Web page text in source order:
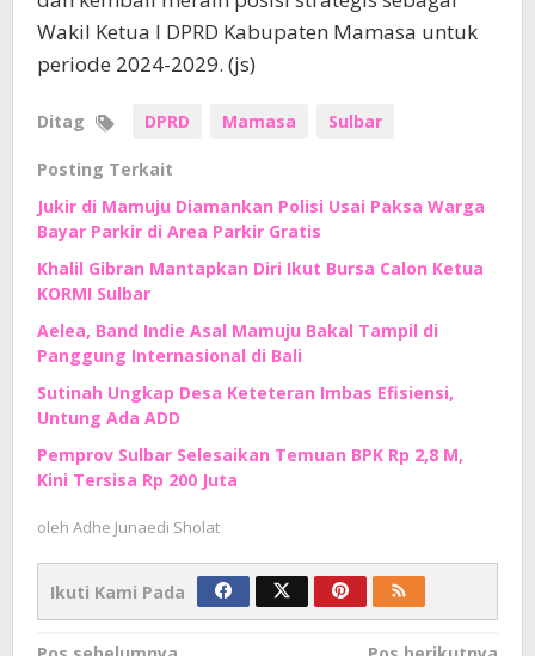
Wakil Ketua I DPRD Kabupaten Mamasa untuk
periode 2024-2029. (js)
Ditag DPRD Mamasa Sulbar
Posting Terkait
Jukir di Mamuju Diamankan Polisi Usai Paksa Warga
Bayar Parkir di Area Parkir Gratis
Khalil Gibran Mantapkan Diri Ikut Bursa Calon Ketua
KORMI Sulbar
Aelea, Band Indie Asal Mamuju Bakal Tampil di
Panggung Internasional di Bali
Sutinah Ungkap Desa Keteteran Imbas Efisiensi,
Untung Ada ADD
Pemprov Sulbar Selesaikan Temuan BPK Rp 2,8 M,
Kini Tersisa Rp 200 Juta
oleh Adhe Junaedi Sholat
Ikuti Kami Pada